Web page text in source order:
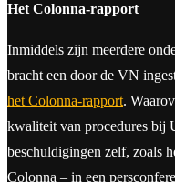
Het Colonna-rapport
Inmiddels zijn meerdere
bracht een door de VN
het Colonna-rapport.
kwaliteit van procedures bij
beschuldigingen zelf, zoals
Colonna – in een